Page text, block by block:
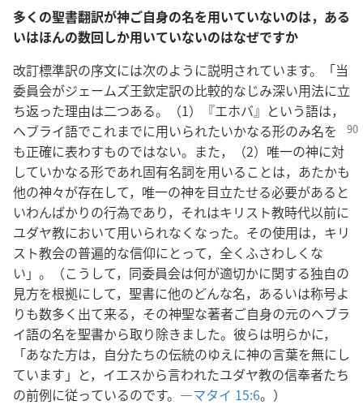
多くの聖書翻訳が神ご自身の名を用いていないのは，ある
いはほんの数回しか用いていないのはなぜですか
改訂標準訳の序文には次のように説明されています。「当
委員会がジェームズ王欽定訳の比較的なじみ深い用法に立
ち返った理由は二つある。（1）『エホバ』という語は，
ヘブライ語でこれまでに用いられたいかなる形のみ名を
も正確に表わすものではない。また，（2）唯一の神に対
していかなる形であれ固有名詞を用いることは，あたかも
他の神々が存在して，唯一の神を目立たせる必要があると
いわんばかりの行為であり，それはキリスト教時代以前に
ユダヤ教において用いられなくなった。その使用は，キリ
スト教会の普遍的な信仰にとって，全くふさわしくな
い」。（こうして，同委員会は何が適切かに関する独自の
見方を根拠にして，聖書に他のどんな名，あるいは称号よ
りも数多く出て来る，その神聖な著者ご自身の元のヘブラ
イ語の名を聖書から取り除きました。彼らは明らかに，
「あなた方は，自分たちの伝統のゆえに神の言葉を無にし
ています」と，イエスから言われたユダヤ教の信奉者たち
の前例に従っているのです。―マタイ 15:6。）